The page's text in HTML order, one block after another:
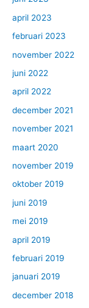
april 2023
februari 2023
november 2022
juni 2022
april 2022
december 2021
november 2021
maart 2020
november 2019
oktober 2019
juni 2019
mei 2019
april 2019
februari 2019
januari 2019
december 2018